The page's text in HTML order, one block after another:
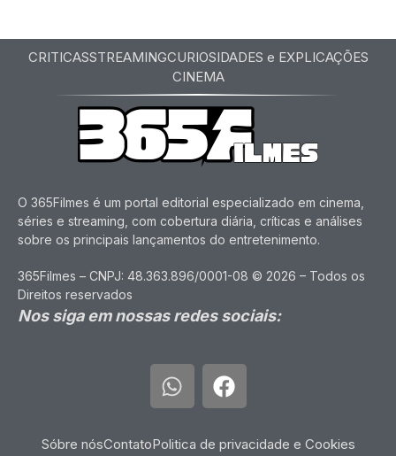
CRITICASSTREAMINGCURIOSIDADES e EXPLICAÇÕES
CINEMA
O 365Filmes é um portal editorial especializado em cinema,
séries e streaming, com cobertura diária, críticas e análises
sobre os principais lançamentos do entretenimento.
365Filmes – CNPJ: 48.363.896/0001-08 © 2026 – Todos os
Direitos reservados
Nos siga em nossas redes sociais:
Sóbre nósContatoPolitica de privacidade e Cookies